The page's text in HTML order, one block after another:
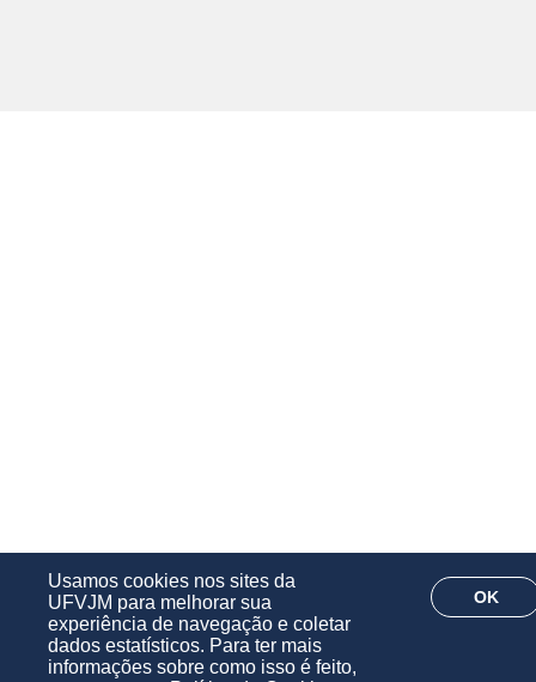
Usamos cookies nos sites da
UFVJM para melhorar sua
experiência de navegação e coletar
dados estatísticos. Para ter mais
informações sobre como isso é feito,
OK